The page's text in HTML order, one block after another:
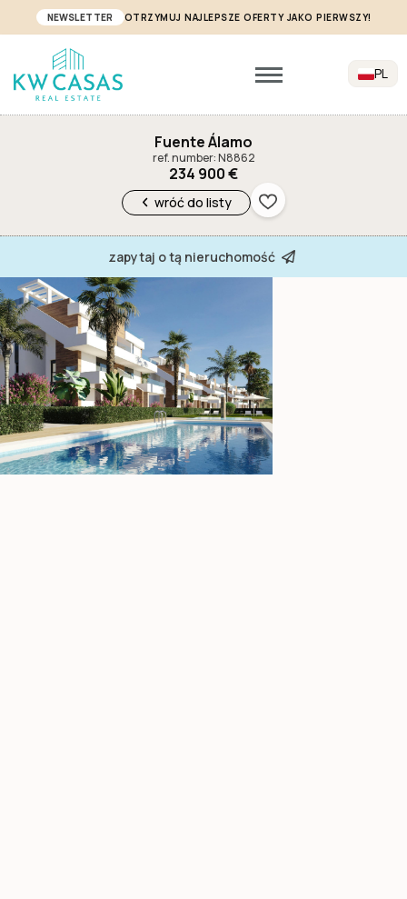
NEWSLETTER OTRZYMUJ NAJLEPSZE OFERTY JAKO PIERWSZY!
PL
Fuente Álamo
ref. number: N8862
234 900 €
wróć do listy
zapytaj o tą nieruchomość